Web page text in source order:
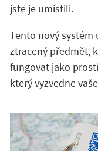
jste je umístili.
Tento nový systém
ztracený předmět,
fungovat jako
který vyzvedne